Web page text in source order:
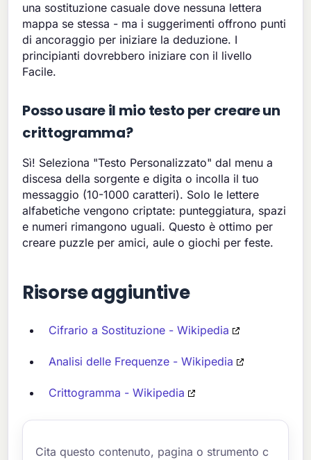
una sostituzione casuale dove nessuna lettera
mappa se stessa - ma i suggerimenti offrono punti
di ancoraggio per iniziare la deduzione. I
principianti dovrebbero iniziare con il livello
Facile.
Posso usare il mio testo per creare un
crittogramma?
Sì! Seleziona "Testo Personalizzato" dal menu a
discesa della sorgente e digita o incolla il tuo
messaggio (10-1000 caratteri). Solo le lettere
alfabetiche vengono criptate: punteggiatura, spazi
e numeri rimangono uguali. Questo è ottimo per
creare puzzle per amici, aule o giochi per feste.
Risorse aggiuntive
Cifrario a Sostituzione - Wikipedia
Analisi delle Frequenze - Wikipedia
Crittogramma - Wikipedia
Cita questo contenuto, pagina o strumento c